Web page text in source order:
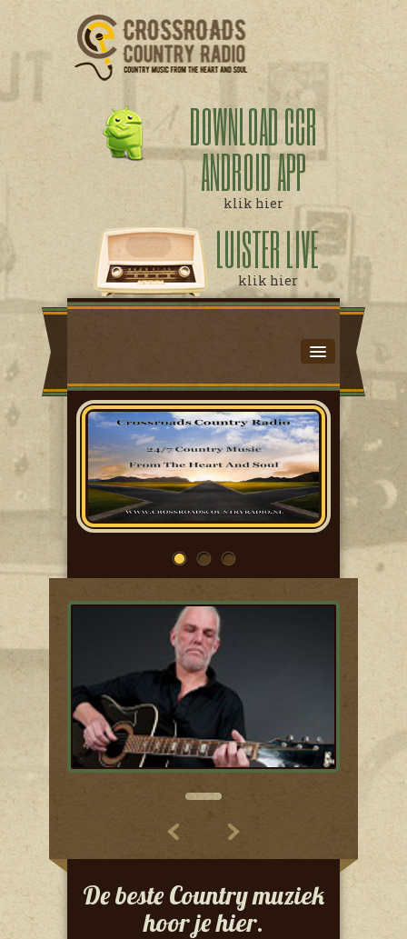
DOWNLOAD CCR
ANDROID APP
klik hier
LUISTER LIVE
klik hier
HOME
OVER ONS
NIEUWS
DJ´S
PROGRAMMA
VERZOEK
WINDOWS PLAYER
CONTACT
De beste Country muziek
hoor je hier.